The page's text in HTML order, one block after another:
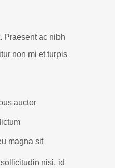
Praesent ac nibh
non mi et turpis
auctor
magna sit
nisi, id